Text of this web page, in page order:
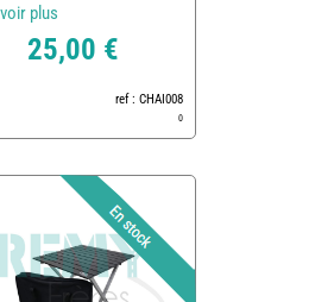
plus
25,00 €
ref : CHAI008
0